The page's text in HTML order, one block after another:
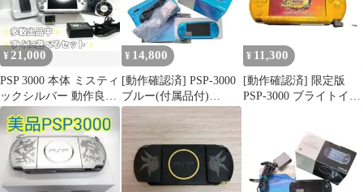
¥ 21,000
PSP 3000 本体 ミスティ
ックシルバー 動作良好
品 すぐに遊べるセット
¥ 14,800
[動作確認済] PSP-3000
ブルー(付属品付)
i14600
¥ 11,300
[動作確認済] 限定版
PSP-3000 ブライトイエ